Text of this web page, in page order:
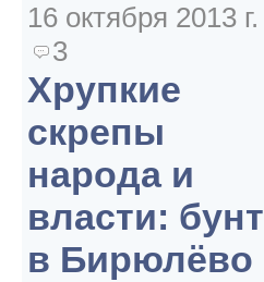
16 октября 2013 г.
3
Хрупкие
скрепы
народа и
власти: бунт
в Бирюлёво